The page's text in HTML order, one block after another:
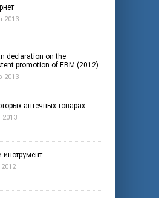
2013
declaration on the
promotion of EBM (2012)
2013
аптечных товарах
2013
инструмент